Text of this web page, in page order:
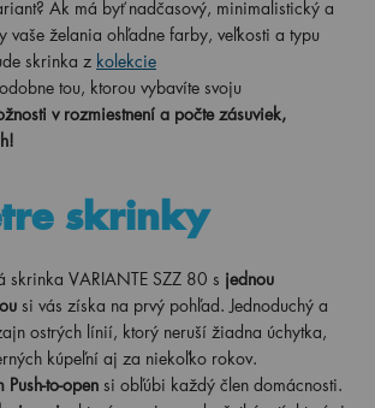
Ak má byť nadčasový, minimalistický a
vaše želania ohľadne farby, veľkosti a typu
skrinka z kolekcie
tou, ktorou vybavíte svoju
v rozmiestnení a počte zásuviek,
skrinky
skrinka VARIANTE SZZ 80 s jednou
si vás získa na prvý pohľad. Jednoduchý a
ostrých línií, ktorý neruší žiadna úchytka,
kúpeľní aj za niekoľko rokov.
Push-to-open si obľúbi každý člen domácnosti.